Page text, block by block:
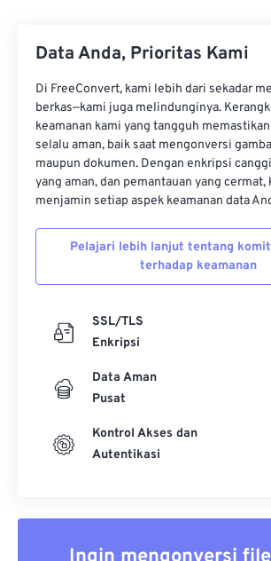
Data Anda, Prioritas Kami
Di FreeConvert, kami lebih dari sekadar
berkas—kami juga melindunginya.
keamanan kami yang tangguh
selalu aman, baik saat mengonversi
maupun dokumen. Dengan enkripsi
yang aman, dan pemantauan yang cermat,
menjamin setiap aspek keamanan data
Pelajari lebih lanjut tentang
terhadap keamanan
SSL/TLS
Enkripsi
Data Aman
Pusat
Kontrol Akses dan
Autentikasi